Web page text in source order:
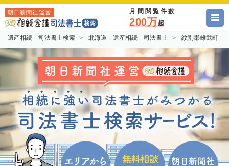
朝日新聞社運営 月間閲覧件数
200万超
遺産相続 司法書士検索 北海道 遺産相続 司法書士 紋別郡雄武町